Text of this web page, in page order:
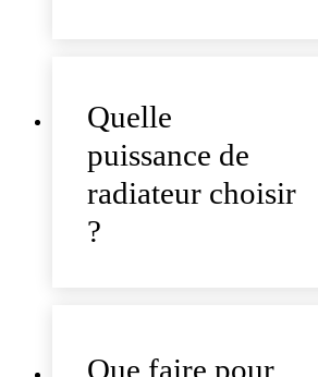
Quelle
puissance de
radiateur choisir
?
Que faire pour